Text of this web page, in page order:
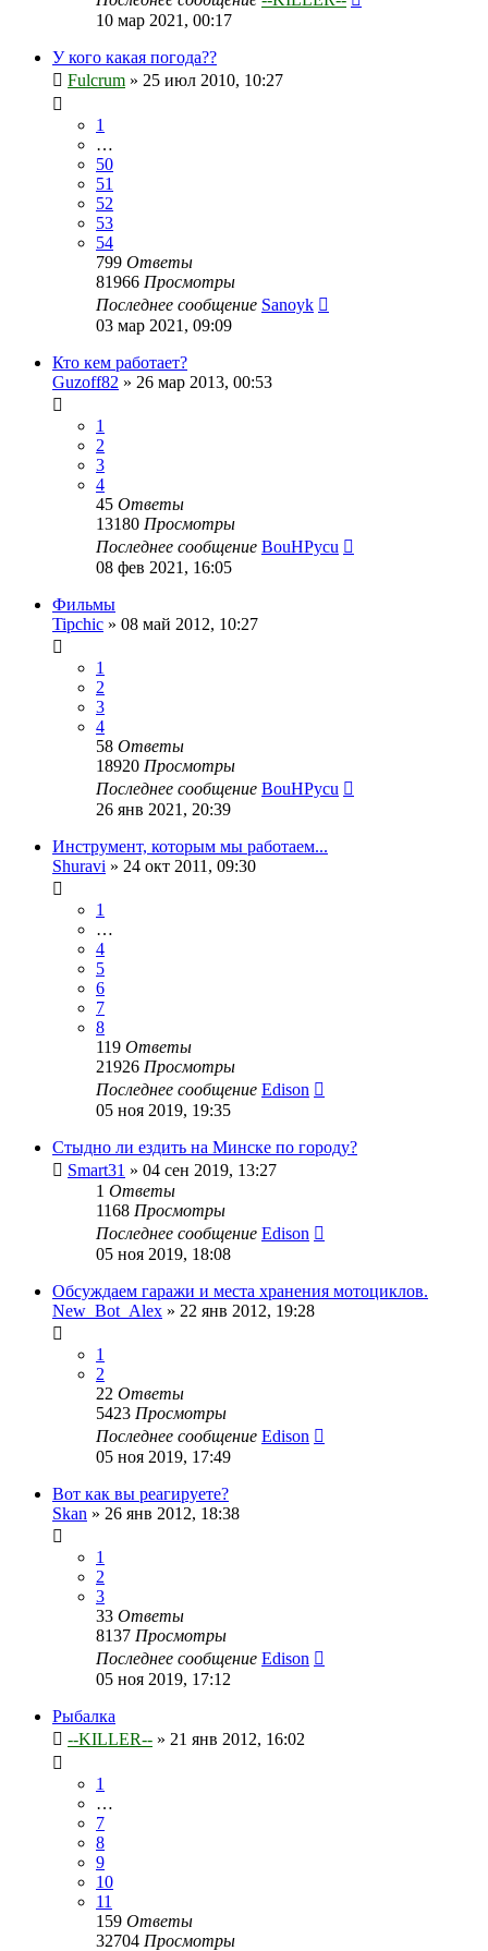
10 мар 2021, 00:17
У кого какая погода??
Fulcrum » 25 июл 2010, 10:27
1
…
50
51
52
53
54
799 Ответы
81966 Просмотры
Последнее сообщение Sanoyk
03 мар 2021, 09:09
Кто кем работает?
Guzoff82 » 26 мар 2013, 00:53
1
2
3
4
45 Ответы
13180 Просмотры
Последнее сообщение BouHPycu
08 фев 2021, 16:05
Фильмы
Tipchic » 08 май 2012, 10:27
1
2
3
4
58 Ответы
18920 Просмотры
Последнее сообщение BouHPycu
26 янв 2021, 20:39
Инструмент, которым мы работаем...
Shuravi » 24 окт 2011, 09:30
1
…
4
5
6
7
8
119 Ответы
21926 Просмотры
Последнее сообщение Edison
05 ноя 2019, 19:35
Стыдно ли ездить на Минске по городу?
Smart31 » 04 сен 2019, 13:27
1 Ответы
1168 Просмотры
Последнее сообщение Edison
05 ноя 2019, 18:08
Обсуждаем гаражи и места хранения мотоциклов.
New_Bot_Alex » 22 янв 2012, 19:28
1
2
22 Ответы
5423 Просмотры
Последнее сообщение Edison
05 ноя 2019, 17:49
Вот как вы реагируете?
Skan » 26 янв 2012, 18:38
1
2
3
33 Ответы
8137 Просмотры
Последнее сообщение Edison
05 ноя 2019, 17:12
Рыбалка
--KILLER-- » 21 янв 2012, 16:02
1
…
7
8
9
10
11
159 Ответы
32704 Просмотры